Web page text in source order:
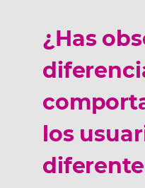
¿Has
los